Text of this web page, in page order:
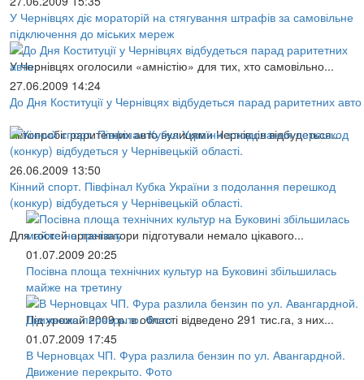
У Чернівцях діє мораторій на стягування штрафів за самовільне
підключення до міських мереж
У Чернівцях оголосили «амністію» для тих, хто самовільно...
27.06.2009 14:24
До Дня Коституції у Чернівцях відбудеться парад раритетних авто
Автопробіг раритетних авто вулицями Чернівців відбудеться...
26.06.2009 13:50
Кінний спорт. Півфінал Кубка України з подолання перешкод
(конкур) відбудеться у Чернівецькій області.
Для гостей організатори підготували немало цікавого...
01.07.2009 20:25
Посівна площа технічних культур на Буковині збільшилась
майже на третину
Під урожай 2009 р. в області відведено 291 тис.га, з них...
01.07.2009 17:45
В Черновцах ЧП. Фура разлила бензин по ул. Авангардной.
Движение перекрыто. Фото